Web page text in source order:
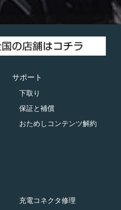
サポート
下取り
保証と補償
おためしコンテンツ解約
充電コネクタ修理